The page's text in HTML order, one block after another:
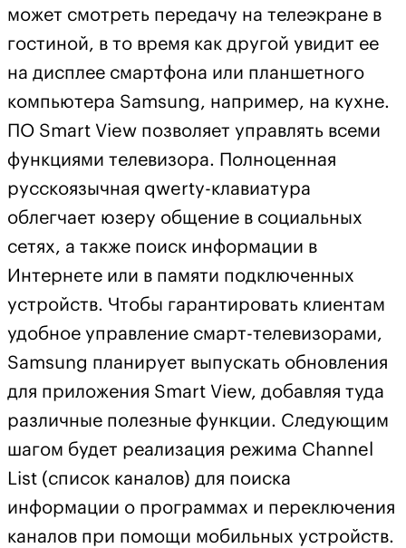
может смотреть передачу на телеэкране в
гостиной, в то время как другой увидит ее
на дисплее смартфона или планшетного
компьютера Samsung, например, на кухне.
ПО Smart View позволяет управлять всеми
функциями телевизора. Полноценная
русскоязычная qwerty-клавиатура
облегчает юзеру общение в социальных
сетях, а также поиск информации в
Интернете или в памяти подключенных
устройств. Чтобы гарантировать клиентам
удобное управление смарт-телевизорами,
Samsung планирует выпускать обновления
для приложения Smart View, добавляя туда
различные полезные функции. Следующим
шагом будет реализация режима Channel
List (список каналов) для поиска
информации о программах и переключения
каналов при помощи мобильных устройств.